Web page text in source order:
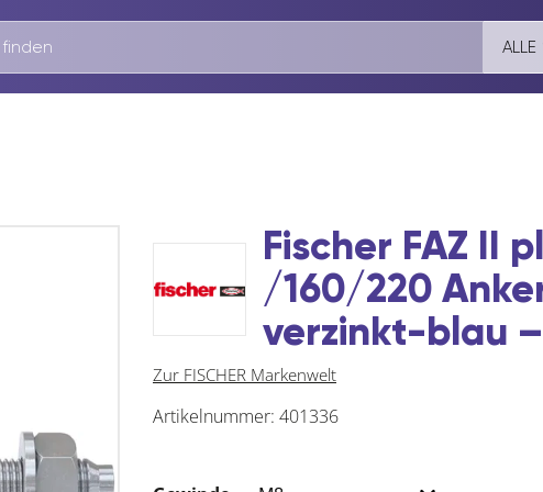
ALLE
Fischer FAZ II
/160/220
verzinkt-blau
Zur FISCHER Markenwelt
Artikelnummer: 401336